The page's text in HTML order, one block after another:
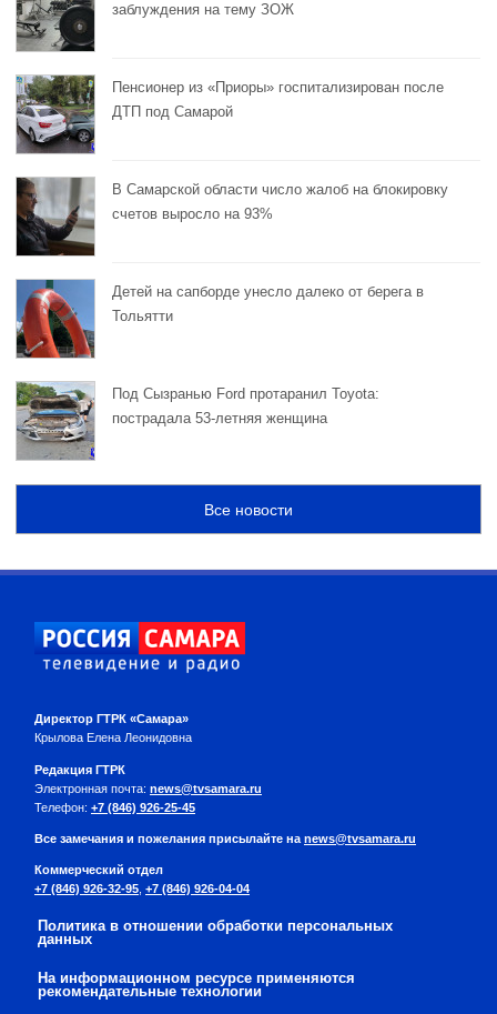
заблуждения на тему ЗОЖ
Пенсионер из «Приоры» госпитализирован после
ДТП под Самарой
В Самарской области число жалоб на блокировку
счетов выросло на 93%
Детей на сапборде унесло далеко от берега в
Тольятти
Под Сызранью Ford протаранил Toyota:
пострадала 53-летняя женщина
Все новости
Директор ГТРК «Самара»
Крылова Елена Леонидовна
Редакция ГТРК
Электронная почта: news@tvsamara.ru
Телефон: +7 (846) 926-25-45
Все замечания и пожелания присылайте на news@tvsamara.ru
Коммерческий отдел
+7 (846) 926-32-95 +7 (846) 926-04-04
Политика в отношении обработки персональных
данных
На информационном ресурсе применяются
рекомендательные технологии